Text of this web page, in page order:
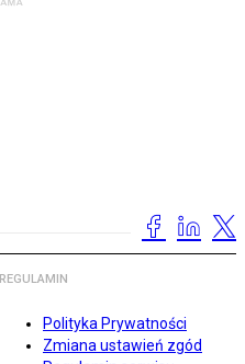
REGULAMIN
Polityka Prywatności
Zmiana ustawień zgód